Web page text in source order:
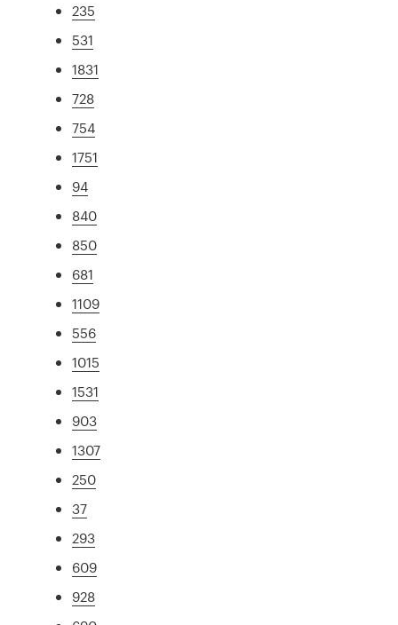
235
531
1831
728
754
1751
94
840
850
681
1109
556
1015
1531
903
1307
250
37
293
609
928